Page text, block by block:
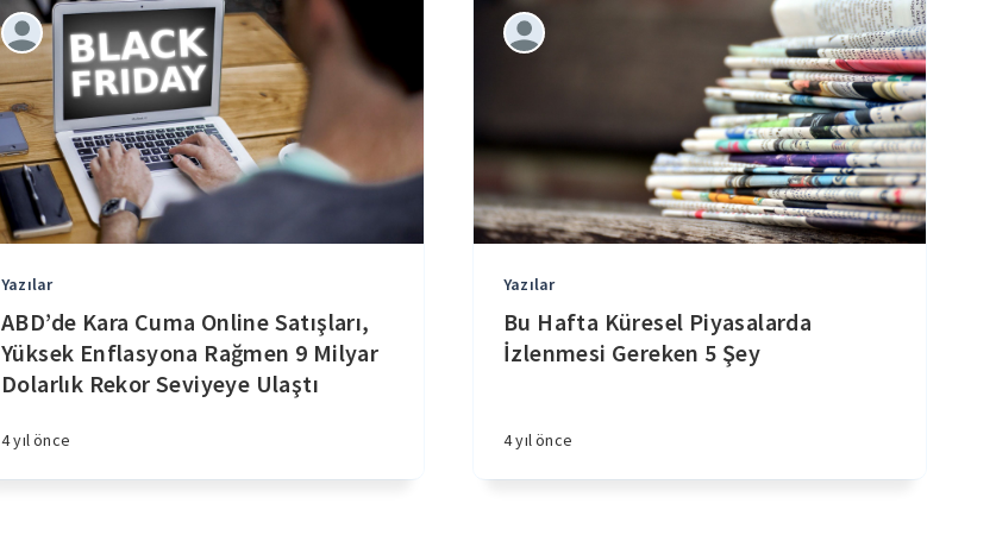
Yazılar
ABD’de Kara Cuma Online Satışları,
Yüksek Enflasyona Rağmen 9 Milyar
Dolarlık Rekor Seviyeye Ulaştı
4 yıl önce
Yazılar
Bu Hafta Küresel Piyasalarda
İzlenmesi Gereken 5 Şey
4 yıl önce